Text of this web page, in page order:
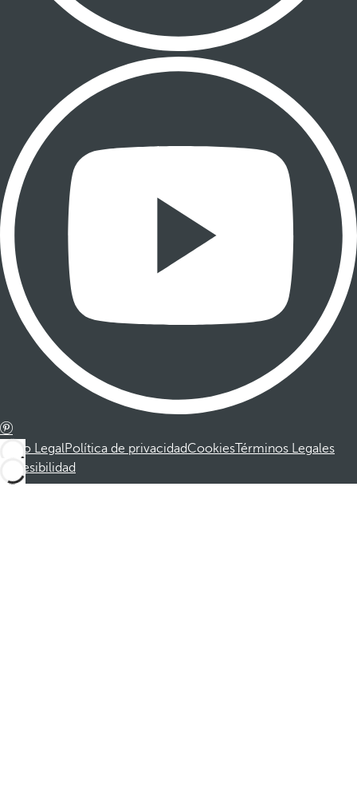
Aviso LegalPolítica de privacidadCookiesTérminos Legales
Accesibilidad